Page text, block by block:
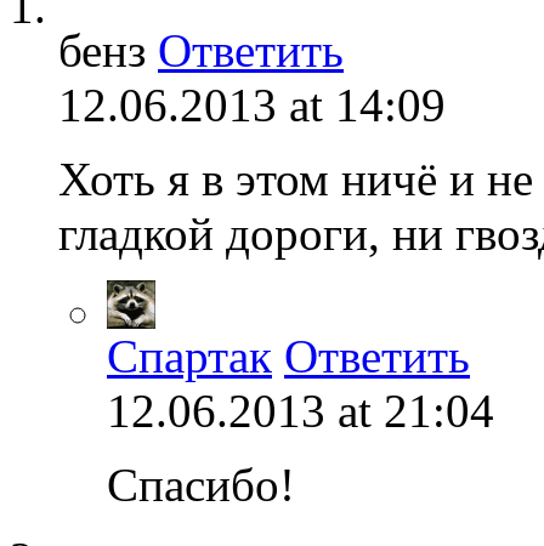
бенз Ответить
12.06.2013 at 14:09
Хоть я в этом ничё и
гладкой дороги, ни
Спартак Ответить
12.06.2013 at 21:04
Спасибо!